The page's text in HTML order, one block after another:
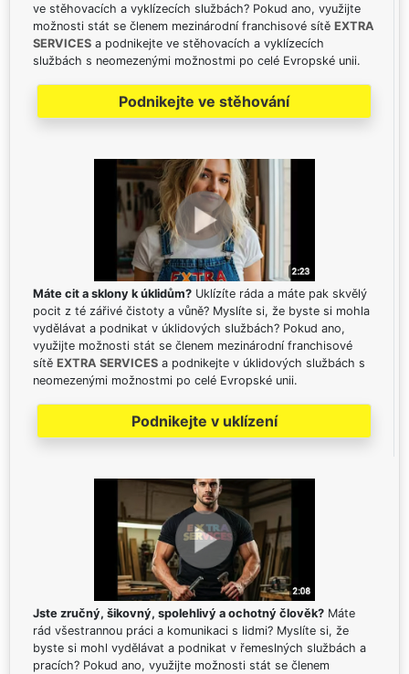
ve stěhovacích a vyklízecích službách? Pokud ano, využijte
možnosti stát se členem mezinárodní franchisové sítě EXTRA
SERVICES a podnikejte ve stěhovacích a vyklízecích
službách s neomezenými možnostmi po celé Evropské unii.
Podnikejte ve stěhování
Máte cit a sklony k úklidům? Uklízíte ráda a máte pak skvělý
pocit z té zářivé čistoty a vůně? Myslíte si, že byste si mohla
vydělávat a podnikat v úklidových službách? Pokud ano,
využijte možnosti stát se členem mezinárodní franchisové
sítě EXTRA SERVICES a podnikejte v úklidových službách s
neomezenými možnostmi po celé Evropské unii.
Podnikejte v uklízení
Jste zručný, šikovný, spolehlivý a ochotný člověk? Máte
rád všestrannou práci a komunikaci s lidmi? Myslíte si, že
byste si mohl vydělávat a podnikat v řemeslných službách a
pracích? Pokud ano, využijte možnosti stát se členem